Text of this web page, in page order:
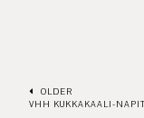
OLDER
VHH KUKKAKAALI-NAPIT